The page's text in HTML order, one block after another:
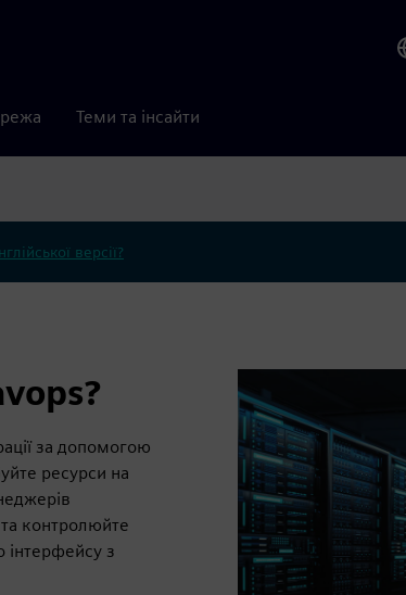
Теми та інсайти
версії?
за допомогою
ресурси на
контролюйте
інтерфейсу з